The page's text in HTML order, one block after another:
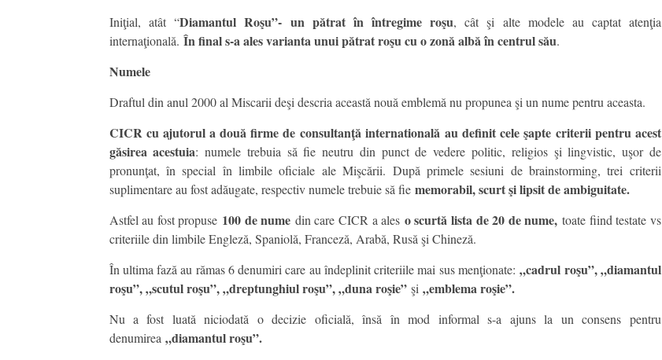
Iniţial, atât “Diamantul Roşu”- un pătrat în întregime roşu, cât şi alte modele au captat atenţia
internaţională. În final s-a ales varianta unui pătrat roşu cu o zonă albă în centrul său.
Numele
Draftul din anul 2000 al Miscarii deşi descria această nouă emblemă nu propunea şi un nume pentru aceasta.
CICR cu ajutorul a două firme de consultanţă internatională au definit cele şapte criterii pentru acest
găsirea acestuia: numele trebuia să fie neutru din punct de vedere politic, religios şi lingvistic, uşor de
pronunţat, în special în limbile oficiale ale Mişcării. După primele sesiuni de brainstorming, trei criterii
suplimentare au fost adăugate, respectiv numele trebuie să fie memorabil, scurt şi lipsit de ambiguitate.
Astfel au fost propuse 100 de nume din care CICR a ales o scurtă lista de 20 de nume,toate fiind testate vs
criteriile din limbile Engleză, Spaniolă, Franceză, Arabă, Rusă şi Chineză.
În ultima fază au rămas 6 denumiri care au îndeplinit criteriile mai sus menţionate:„cadrul roşu”, „diamantul
roşu”, „scutul roşu”, „dreptunghiul roşu”, „duna roşie” şi „emblema roşie”.
Nu a fost luată niciodată o decizie oficială, însă în mod informal s-a ajuns la un consens pentru
denumirea „diamantul roşu”.